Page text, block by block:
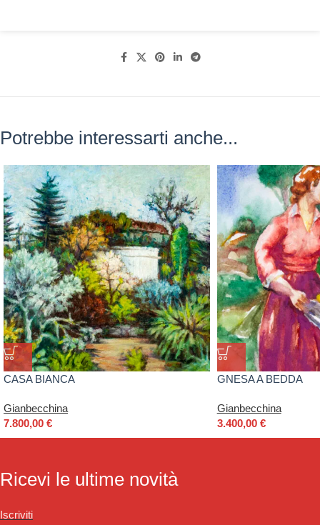
Potrebbe interessarti anche...
CASA BIANCA
Gianbecchina
7.800,00 €
GNESA A BEDDA
Gianbecchina
3.400,00 €
Ricevi le ultime novità
Iscriviti